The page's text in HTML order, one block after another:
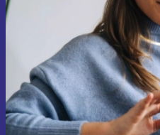
piedāvājumu.
Informāciju par personas datu
Privātuma politikā.